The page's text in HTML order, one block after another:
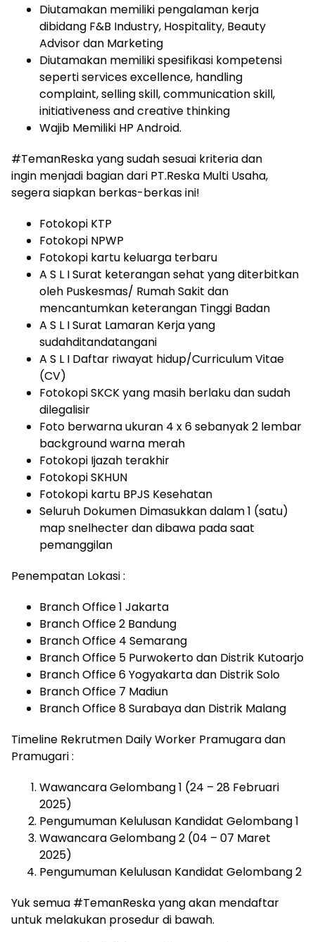
Diutamakan memiliki pengalaman kerja
dibidang F&B Industry, Hospitality, Beauty
Advisor dan Marketing
Diutamakan memiliki spesifikasi kompetensi
seperti services excellence, handling
complaint, selling skill, communication skill,
initiativeness and creative thinking
Wajib Memiliki HP Android.
#TemanReska yang sudah sesuai kriteria dan
ingin menjadi bagian dari PT.Reska Multi Usaha,
segera siapkan berkas-berkas ini!
Fotokopi KTP
Fotokopi NPWP
Fotokopi kartu keluarga terbaru
A S L I Surat keterangan sehat yang diterbitkan
oleh Puskesmas/ Rumah Sakit dan
mencantumkan keterangan Tinggi Badan
A S L I Surat Lamaran Kerja yang
sudahditandatangani
A S L I Daftar riwayat hidup/Curriculum Vitae
(CV)
Fotokopi SKCK yang masih berlaku dan sudah
dilegalisir
Foto berwarna ukuran 4 x 6 sebanyak 2 lembar
background warna merah
Fotokopi Ijazah terakhir
Fotokopi SKHUN
Fotokopi kartu BPJS Kesehatan
Seluruh Dokumen Dimasukkan dalam 1 (satu)
map snelhecter dan dibawa pada saat
pemanggilan
Penempatan Lokasi :
Branch Office 1 Jakarta
Branch Office 2 Bandung
Branch Office 4 Semarang
Branch Office 5 Purwokerto dan Distrik Kutoarjo
Branch Office 6 Yogyakarta dan Distrik Solo
Branch Office 7 Madiun
Branch Office 8 Surabaya dan Distrik Malang
Timeline Rekrutmen Daily Worker Pramugara dan
Pramugari :
Wawancara Gelombang 1 (24 – 28 Februari
2025)
Pengumuman Kelulusan Kandidat Gelombang 1
Wawancara Gelombang 2 (04 – 07 Maret
2025)
Pengumuman Kelulusan Kandidat Gelombang 2
Yuk semua #TemanReska yang akan mendaftar
untuk melakukan prosedur di bawah.